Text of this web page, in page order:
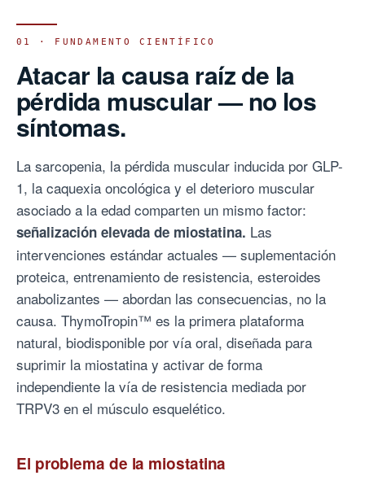
01 · FUNDAMENTO CIENTÍFICO
Atacar la causa raíz de la
pérdida muscular — no los
síntomas.
La sarcopenia, la pérdida muscular inducida por GLP-
1, la caquexia oncológica y el deterioro muscular
asociado a la edad comparten un mismo factor:
señalización elevada de miostatina. Las
intervenciones estándar actuales — suplementación
proteica, entrenamiento de resistencia, esteroides
anabolizantes — abordan las consecuencias, no la
causa. ThymoTropin™ es la primera plataforma
natural, biodisponible por vía oral, diseñada para
suprimir la miostatina y activar de forma
independiente la vía de resistencia mediada por
TRPV3 en el músculo esquelético.
El problema de la miostatina